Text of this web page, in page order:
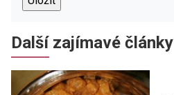
Další zajímavé články